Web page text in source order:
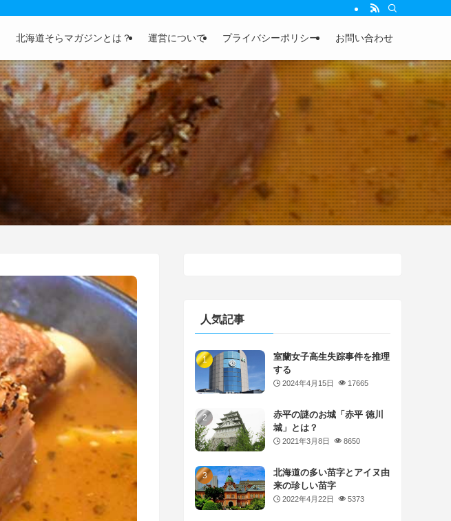
北海道そらマガジンとは？ 運営について プライバシーポリシー お問い合わせ
人気記事
室蘭女子高生失踪事件を推理
する
2024年4月15日 17665
赤平の謎のお城「赤平 徳川
城」とは？
2021年3月8日 8650
北海道の多い苗字とアイヌ由
来の珍しい苗字
2022年4月22日 5373